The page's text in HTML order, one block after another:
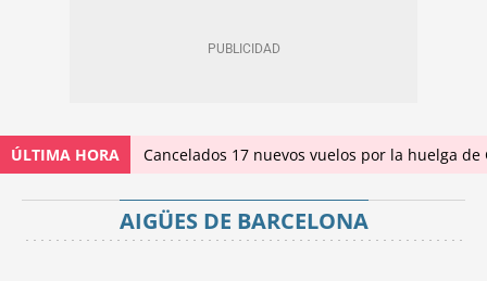
ÚLTIMA HORA Cancelados 17 nuevos vuelos por la huelga
AIGÜES DE BARCELONA